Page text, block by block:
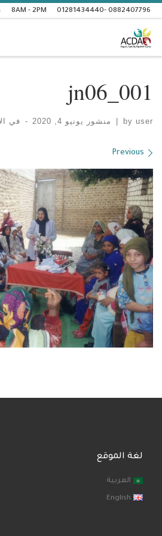
0882407796 -01281434440
8AM - 2PM
jn06_001
by user منشور يونيو 4, 2020 - في
Images navigation
Previous
لغة الموقع
العربية
English